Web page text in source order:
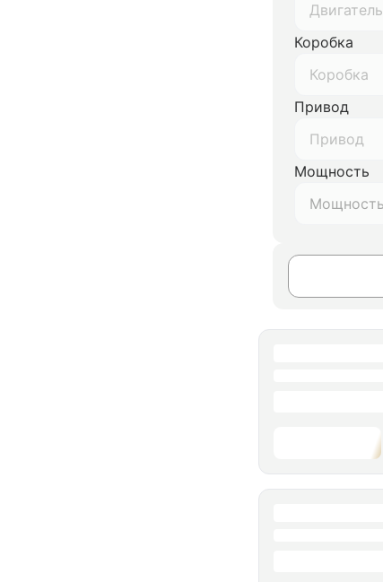
Двигатель
Коробка
Коробка
Привод
Привод
Мощность